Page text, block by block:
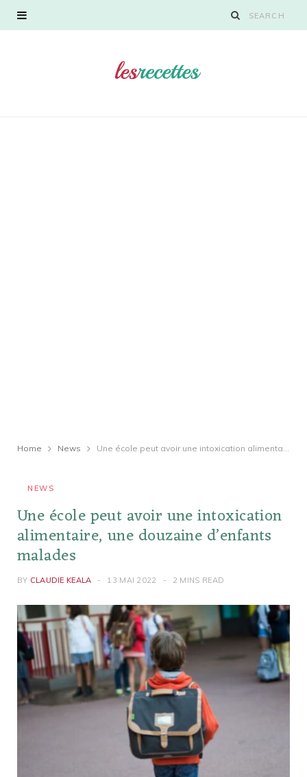
Home News Une école peut avoir une intoxication alimentaire, une douzaine d’enfants malades
NEWS
Une école peut avoir une intoxication
alimentaire, une douzaine d’enfants
malades
BY CLAUDIE KEALA 13 MAI 2022 2 MINS READ